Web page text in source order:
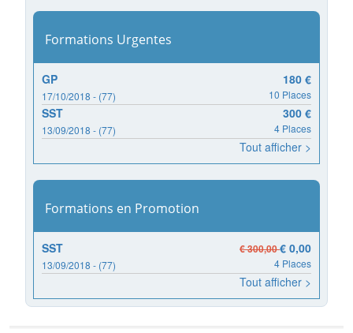
Formations Urgentes
GP 180 €
17/10/2018 - (77) 10 Places
SST 300 €
13/09/2018 - (77) 4 Places
Tout afficher >
Formations en Promotion
SST € 300,00€ 0,00
13/09/2018 - (77) 4 Places
Tout afficher >